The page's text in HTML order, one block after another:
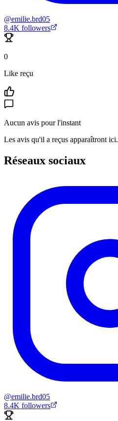
@emilie.brd05
8.4K followers
0
Like reçu
Aucun avis pour l'instant
Les avis qu'il a reçus apparaîtront ici.
Réseaux sociaux
@emilie.brd05
8.4K followers